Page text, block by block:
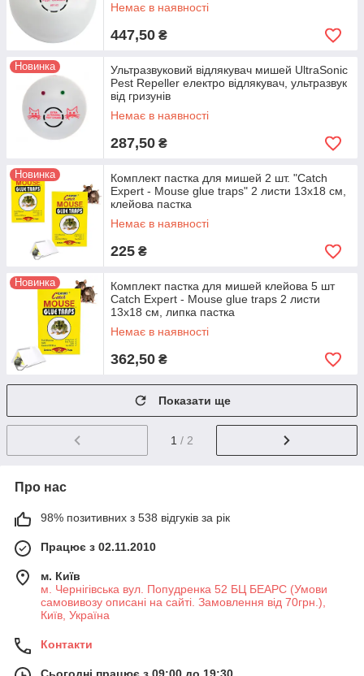
Немає в наявності
447,50 ₴
Новинка
Ультразвуковий відлякувач мишей UltraSonic
Pest Repeller електро відлякувач, ультразвук
від гризунів
Немає в наявності
287,50 ₴
Новинка
Комплект пастка для мишей 2 шт. "Catch
Expert - Mouse glue traps" 2 листи 13х18 см,
клейова пастка
Немає в наявності
225 ₴
Новинка
Комплект пастка для мишей клейова 5 шт
Catch Expert - Mouse glue traps 2 листи
13х18 см, липка пастка
Немає в наявності
362,50 ₴
Показати ще
1 / 2
Про нас
98% позитивних з 538 відгуків за рік
Працює з 02.11.2010
м. Київ
м. Чернігівська вул. Попудренка 52 БЦ БЕАРС (Умови
самовивозу описані на сайті. Замовлення від 70грн.),
Київ, Україна
Контакти